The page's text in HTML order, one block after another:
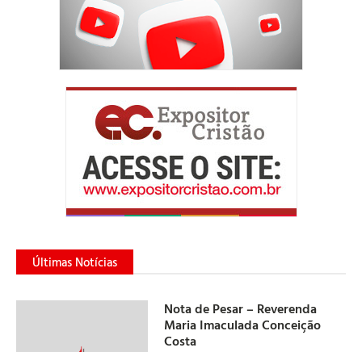
Últimas Notícias
Nota de Pesar – Reverenda
Maria Imaculada Conceição
Costa